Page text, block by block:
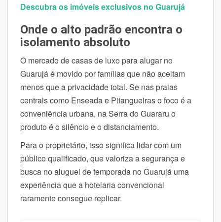
Descubra os imóveis exclusivos no Guarujá
Onde o alto padrão encontra o
isolamento absoluto
O mercado de casas de luxo para alugar no
Guarujá é movido por famílias que não aceitam
menos que a privacidade total. Se nas praias
centrais como Enseada e Pitangueiras o foco é a
conveniência urbana, na Serra do Guararu o
produto é o silêncio e o distanciamento.
Para o proprietário, isso significa lidar com um
público qualificado, que valoriza a segurança e
busca no aluguel de temporada no Guarujá uma
experiência que a hotelaria convencional
raramente consegue replicar.